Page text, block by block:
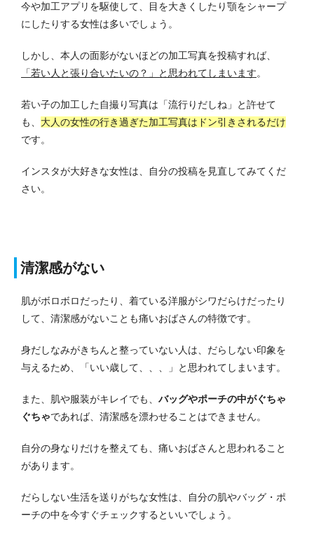
今や加工アプリを駆使して、目を大きくしたり顎をシャープ
にしたりする女性は多いでしょう。
しかし、本人の面影がないほどの加工写真を投稿すれば、
「若い人と張り合いたいの？」と思われてしまいます。
若い子の加工した自撮り写真は「流行りだしね」と許せて
も、 大人の女性の行き過ぎた加工写真はドン引きされるだけ
です。
インスタが大好きな女性は、自分の投稿を見直してみてくだ
さい。
清潔感がない
肌がボロボロだったり、着ている洋服がシワだらけだったり
して、清潔感がないことも痛いおばさんの特徴です。
身だしなみがきちんと整っていない人は、だらしない印象を
与えるため、「いい歳して、、、」と思われてしまいます。
また、肌や服装がキレイでも、 バッグやポーチの中がぐちゃ
ぐちゃであれば、清潔感を漂わせることはできません。
自分の身なりだけを整えても、痛いおばさんと思われること
があります。
だらしない生活を送りがちな女性は、自分の肌やバッグ・ポ
ーチの中を今すぐチェックするといいでしょう。